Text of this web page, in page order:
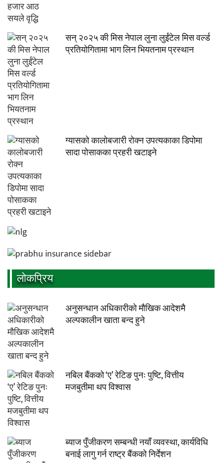
सन् २०२५ की मिस नेपाल लुना लुईंटेल मिस वर्ल्ड
प्रतियोगितामा भाग लिन भियतनाम प्रस्थान
ग्यासको कालोबजारी रोक्न उपत्यकाका डिपोमा
सादा पोसाकका प्रहरी खटाइने
लाेकप्रिय
अनुसन्धान अधिकारीकाे माैखिक आदेशमै
अल्पकालीन खाता बन्द हुने
नबिल बैंकको ‘ए’ रेटिङ पुनः पुष्टि, वित्तीय
मजबुतीमा थप विश्वास
ब्याज पुँजीकरण सम्बन्धी नयाँ व्यवस्था, कार्यविधि
बनाई लागु गर्न राष्ट्र बैंकको निर्देशन